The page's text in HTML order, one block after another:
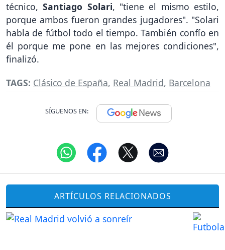
técnico,Santiago Solari, "tiene el mismo estilo,
porque ambos fueron grandes jugadores". "Solari
habla de fútbol todo el tiempo. También confío en
él porque me pone en las mejores condiciones",
finalizó.
TAGS: Clásico de España, Real Madrid, Barcelona
SÍGUENOS EN:
ARTÍCULOS RELACIONADOS